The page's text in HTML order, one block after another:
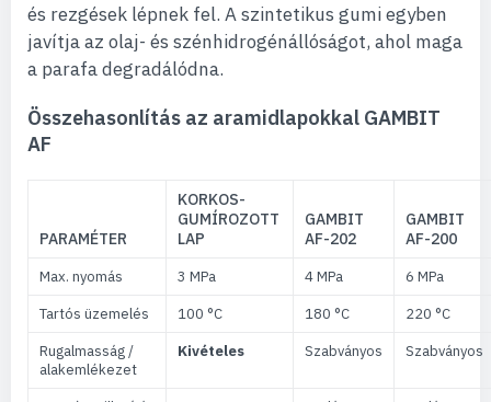
és rezgések lépnek fel. A szintetikus gumi egyben
javítja az olaj- és szénhidrogénállóságot, ahol maga
a parafa degradálódna.
Összehasonlítás az aramidlapokkal GAMBIT
AF
PARAMÉTER
KORKOS-
GUMÍROZOTT
LAP
GAMBIT
AF-202
GAMBIT
AF-200
Max. nyomás 3 MPa 4 MPa
6 MPa
Tartós üzemelés
100 °C 180 °C
220 °C
Rugalmasság /
alakemlékezet
Kivételes Szabványos Szabványos